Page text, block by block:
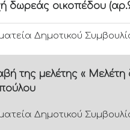
δωρεάς οικοπέδου
Δημοτικού
της μελέτης «
Δημοτικού